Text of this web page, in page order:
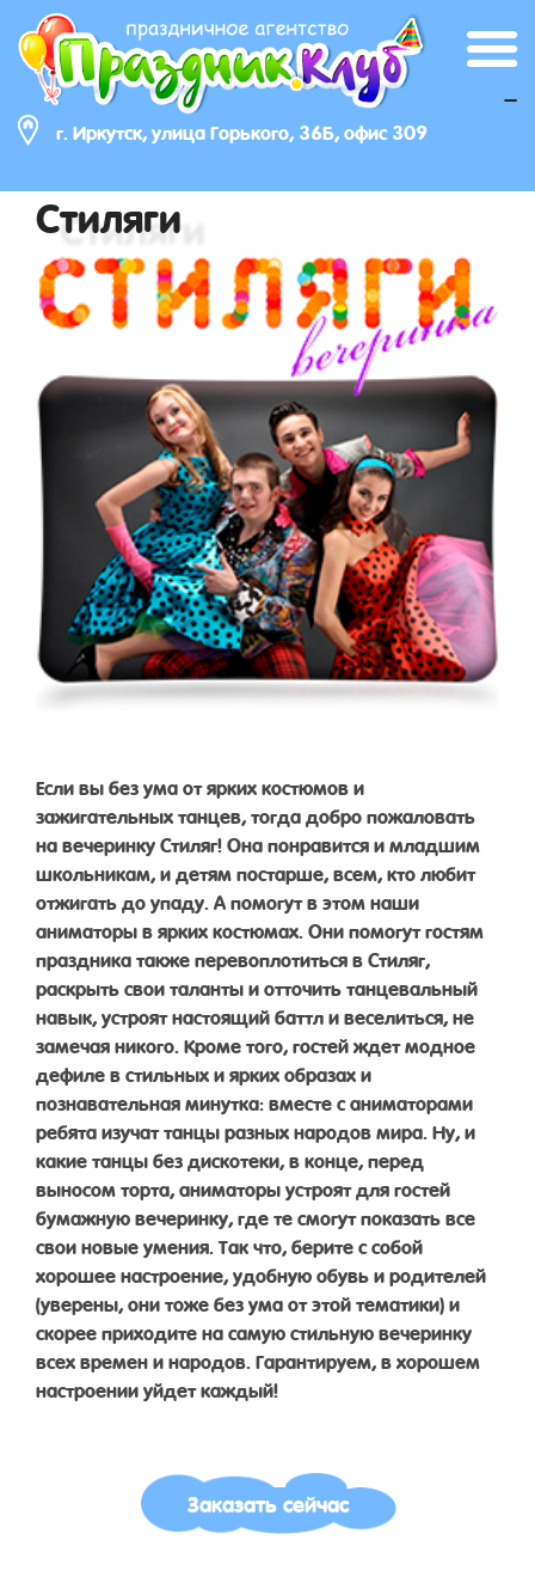
г. Иркутск, улица Горького, 36Б, офис 309
_
Стиляги
Если вы без ума от ярких костюмов и
зажигательных танцев, тогда добро пожаловать
на вечеринку Стиляг! Она понравится и младшим
школьникам, и детям постарше, всем, кто любит
отжигать до упаду. А помогут в этом наши
аниматоры в ярких костюмах. Они помогут гостям
праздника также перевоплотиться в Стиляг,
раскрыть свои таланты и отточить танцевальный
навык, устроят настоящий баттл и веселиться, не
замечая никого. Кроме того, гостей ждет модное
дефиле в стильных и ярких образах и
познавательная минутка: вместе с аниматорами
ребята изучат танцы разных народов мира. Ну, и
какие танцы без дискотеки, в конце, перед
выносом торта, аниматоры устроят для гостей
бумажную вечеринку, где те смогут показать все
свои новые умения. Так что, берите с собой
хорошее настроение, удобную обувь и родителей
(уверены, они тоже без ума от этой тематики) и
скорее приходите на самую стильную вечеринку
всех времен и народов. Гарантируем, в хорошем
настроении уйдет каждый!
Заказать сейчас